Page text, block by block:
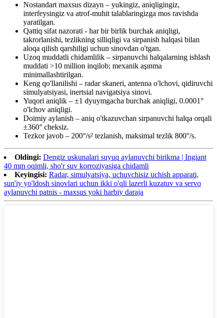
Nostandart maxsus dizayn – yukingiz, aniqligingiz,
interfeysingiz va atrof-muhit talablaringizga mos ravishda
yaratilgan.
Qattiq sifat nazorati - har bir birlik burchak aniqligi,
takrorlanishi, tezlikning silliqligi va sirpanish halqasi bilan
aloqa qilish qarshiligi uchun sinovdan o'tgan.
Uzoq muddatli chidamlilik – sirpanuvchi halqalarning ishlash
muddati >10 million inqilob; mexanik aşınma
minimallashtirilgan.
Keng qo'llanilishi – radar skaneri, antenna o'lchovi, qidiruvchi
simulyatsiyasi, inertsial navigatsiya sinovi.
Yuqori aniqlik – ±1 dyuymgacha burchak aniqligi, 0.0001°
o'lchov aniqligi.
Doimiy aylanish – aniq o'tkazuvchan sirpanuvchi halqa orqali
±360° cheksiz.
Tezkor javob – 200°/s² tezlanish, maksimal tezlik 800°/s.
Oldingi: Dengiz uskunalari suyuq aylanuvchi birikma | Ingiant
40 mm oqimli, sho'r suv korroziyasiga chidamli
Keyingisi: Radar, simulyatsiya, uchuvchisiz uchish apparati,
sun'iy yo'ldosh sinovlari uchun ikki o'qli lazerli kuzatuv va servo
aylanuvchi patnis - maxsus yoki harbiy daraja